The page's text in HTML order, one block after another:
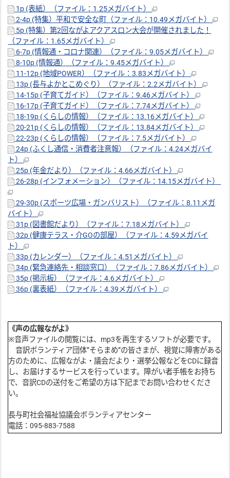
1p (表紙）（ファイル：1.25メガバイト）
2-4p (特集）平和で安全な町（ファイル：10.49メガバイト）
5p (特集）第2回ながよアクアスロン大会が開催されました！
（ファイル：1.65メガバイト）
6-7p (情報通・コロナ関連）（ファイル：9.05メガバイト）
8-10p (情報通）（ファイル：9.45メガバイト）
11-12p (地域POWER）（ファイル：3.83メガバイト）
13p (長与よかとこめぐり）（ファイル：2.2メガバイト）
14-15p (子育てガイド）（ファイル：9.46メガバイト）
16-17p (子育てガイド）（ファイル：7.74メガバイト）
18-19p (くらしの情報）（ファイル：13.16メガバイト）
20-21p (くらしの情報）（ファイル：13.84メガバイト）
22-23p (くらしの情報）（ファイル：7.5メガバイト）
24p (ふくし通信・消費者注意報）（ファイル：4.24メガバイ
ト）
25p (年金だより）（ファイル：4.66メガバイト）
26-28p (インフォメーション）（ファイル：14.15メガバイト）
29-30p (スポーツ広場・ガンバリスト）（ファイル：8.11メガ
バイト）
31p (図書館だより）（ファイル：7.18メガバイト）
32p (健康テラス・介GOの部屋）（ファイル：4.59メガバイ
ト）
33p (カレンダー）（ファイル：4.51メガバイト）
34p (緊急連絡先・相談窓口）（ファイル：7.86メガバイト）
35p (掲示板）（ファイル：4.6メガバイト）
36p (裏表紙）（ファイル：4.39メガバイト）
《声の広報ながよ》
※音声ファイルの閲覧には、mp3を再生するソフトが必要です。
音訳ボランティア団体”そらまめ”の皆さまが、視覚に障害がある
方のために、広報ながよ・議会だより・選挙公報などをCDに録音
し、お届けするサービスを行っています。障がい者手帳をお持ち
で、音訳CDの送付をご希望の方は下記までお問い合わせくださ
い。
長与町社会福祉協議会ボランティアセンター
電話：095-883-7588